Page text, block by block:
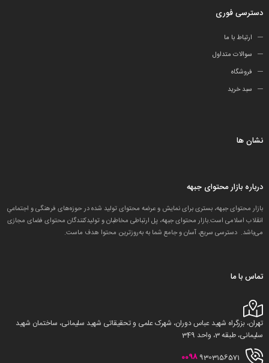
دسترسی فوری
ارتباط با ما
سوالات متداول
فروشگاه
سبد خرید
نشان ها
درباره بازار محتوای جبهه
بازار محتوای جبهه، بستری برای نمایش و عرضه محتوای تولید شده در حوزه‌های فرهنگی و اجتماعیِ
انقلاب اسلامی است.بازار محتوای جبهه، پل ارتباطی مخاطبان و تولید‌کنندگان محتوای فضای مجازی
می‌باشد. دسترسی سریع، آسان و جامع شما به به‌روزترین محتوا هدف ماست.
تماس با ما
تهران، بزرگراه شهید عباس دوران، شهرک علمی و تحقیقاتی شهید سلیمانی، ساختمان شهید
سلیمانی، طبقه 3، واحد 349
0098 9303156571